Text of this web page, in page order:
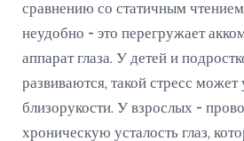
сравнению со статичным
неудобно - это перегружает
аппарат глаза. У детей и
развиваются, такой стресс может
близорукости. У взрослых -
хроническую усталость глаз,